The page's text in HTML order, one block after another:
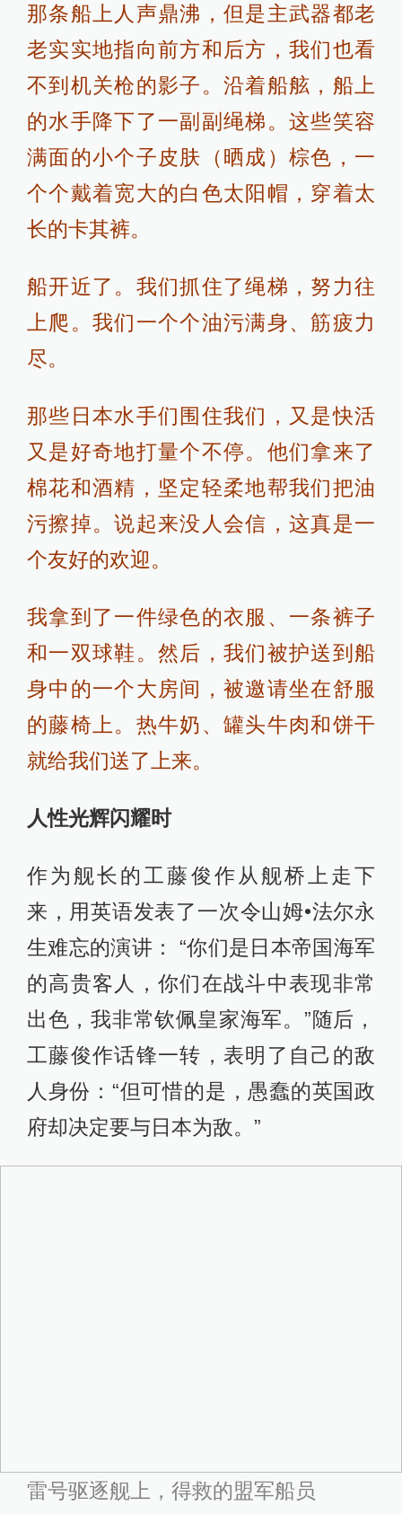
那条船上人声鼎沸，但是主武器都老
老实实地指向前方和后方，我们也看
不到机关枪的影子。沿着船舷，船上
的水手降下了一副副绳梯。这些笑容
满面的小个子皮肤（晒成）棕色，一
个个戴着宽大的白色太阳帽，穿着太
长的卡其裤。
船开近了。我们抓住了绳梯，努力往
上爬。我们一个个油污满身、筋疲力
尽。
那些日本水手们围住我们，又是快活
又是好奇地打量个不停。他们拿来了
棉花和酒精，坚定轻柔地帮我们把油
污擦掉。说起来没人会信，这真是一
个友好的欢迎。
我拿到了一件绿色的衣服、一条裤子
和一双球鞋。然后，我们被护送到船
身中的一个大房间，被邀请坐在舒服
的藤椅上。热牛奶、罐头牛肉和饼干
就给我们送了上来。
人性光辉闪耀时
作为舰长的工藤俊作从舰桥上走下
来，用英语发表了一次令山姆•法尔永
生难忘的演讲： “你们是日本帝国海军
的高贵客人，你们在战斗中表现非常
出色，我非常钦佩皇家海军。”随后，
工藤俊作话锋一转，表明了自己的敌
人身份：“但可惜的是，愚蠢的英国政
府却决定要与日本为敌。”
雷号驱逐舰上，得救的盟军船员